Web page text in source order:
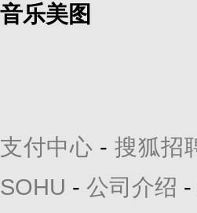
音乐美图
支付中心 - 搜狐招
SOHU - 公司介绍 -